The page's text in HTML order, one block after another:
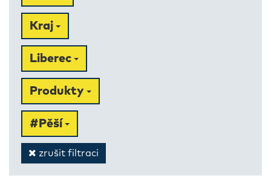
Kraj
Liberec
Produkty
#Pěší
zrušit filtraci